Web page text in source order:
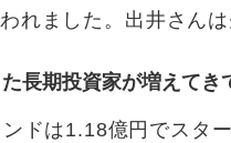
れました。出井さん
長期投資家が増えてき
ドは1.18億円でスタ